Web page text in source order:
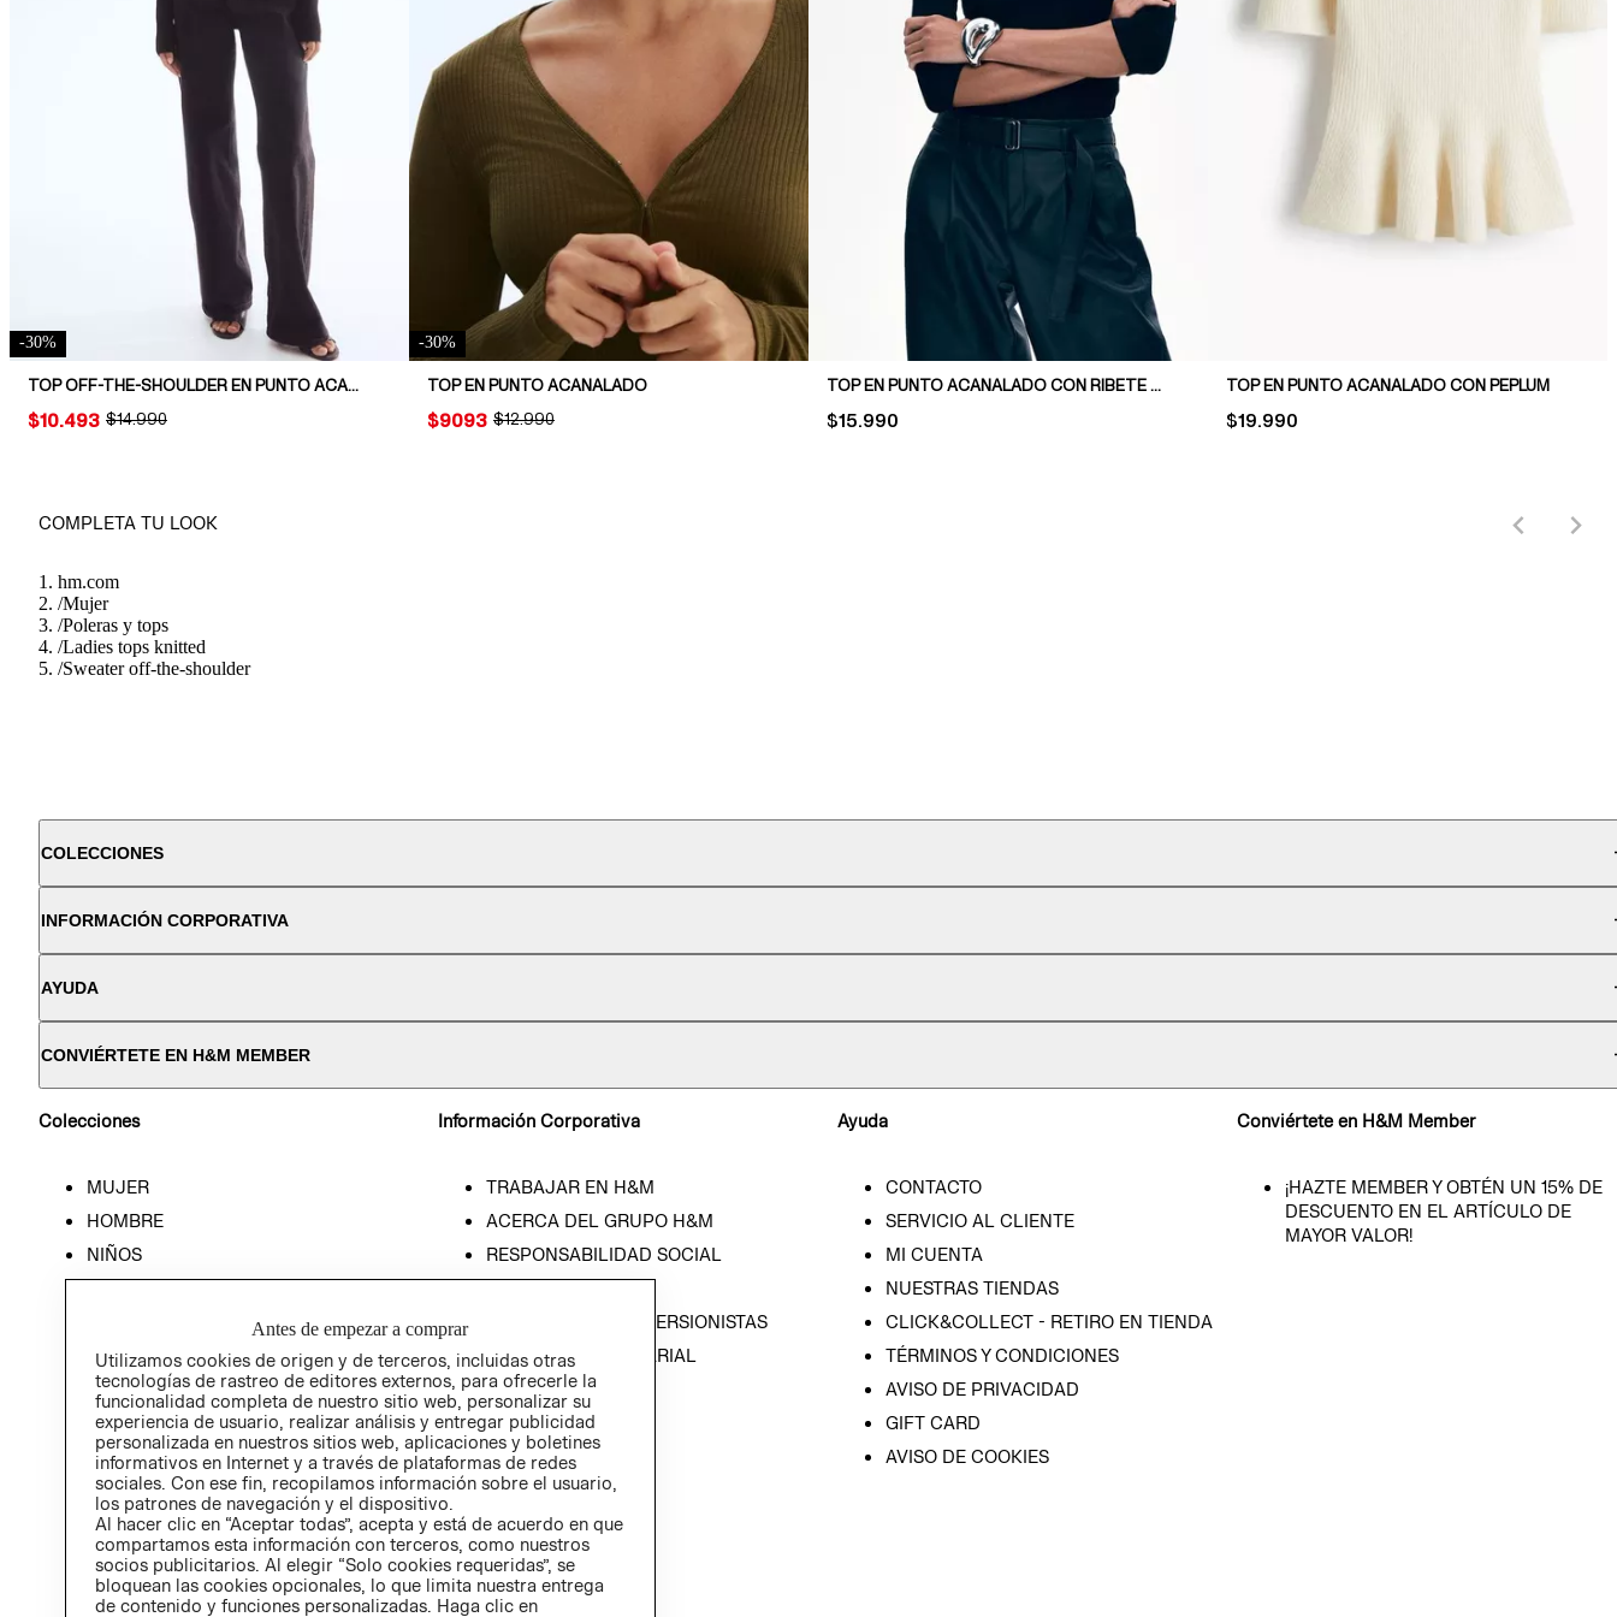
-30%
TOP OFF-THE-SHOULDER EN PUNTO ACANALADO
ORIGINAL PRICE:
$14.990
PRICE:
$10.493
-30%
TOP EN PUNTO ACANALADO
ORIGINAL PRICE:
$12.990
PRICE:
$9093
TOP EN PUNTO ACANALADO CON RIBETE DE ENCAJE
PRICE:
$15.990
TOP EN PUNTO ACANALADO CON PEPLUM
PRICE:
$19.990
COMPLETA TU LOOK
hm.com
/Mujer
/Poleras y tops
/Ladies tops knitted
/Sweater off-the-shoulder
COLECCIONES
INFORMACIÓN CORPORATIVA
AYUDA
CONVIÉRTETE EN H&M MEMBER
Colecciones
MUJER
HOMBRE
NIÑOS
Información Corporativa
TRABAJAR EN H&M
ACERCA DEL GRUPO H&M
RESPONSABILIDAD SOCIAL
RELACIÓN CON INVERSIONISTAS
POLÍTICA EMPRESARIAL
Ayuda
CONTACTO
SERVICIO AL CLIENTE
MI CUENTA
NUESTRAS TIENDAS
CLICK&COLLECT - RETIRO EN TIENDA
TÉRMINOS Y CONDICIONES
AVISO DE PRIVACIDAD
GIFT CARD
AVISO DE COOKIES
Conviértete en H&M Member
¡HAZTE MEMBER Y OBTÉN UN 15% DE
DESCUENTO EN EL ARTÍCULO DE
MAYOR VALOR!
Antes de empezar a comprar
Utilizamos cookies de origen y de terceros, incluidas otras
tecnologías de rastreo de editores externos, para ofrecerle la
funcionalidad completa de nuestro sitio web, personalizar su
experiencia de usuario, realizar análisis y entregar publicidad
personalizada en nuestros sitios web, aplicaciones y boletines
informativos en Internet y a través de plataformas de redes
sociales. Con ese fin, recopilamos información sobre el usuario,
los patrones de navegación y el dispositivo.
Al hacer clic en “Aceptar todas”, acepta y está de acuerdo en que
compartamos esta información con terceros, como nuestros
socios publicitarios. Al elegir “Solo cookies requeridas”, se
bloquean las cookies opcionales, lo que limita nuestra entrega
de contenido y funciones personalizadas. Haga clic en